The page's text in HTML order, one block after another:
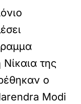
της
ο
Modi